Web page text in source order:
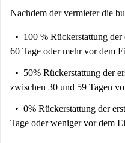
Nachdem der vermieter die
100 % Rückerstattung
60 Tage oder mehr vor dem
50% Rückerstattung der
zwischen 30 und 59 Tagen
0% Rückerstattung der
Tage oder weniger vor dem